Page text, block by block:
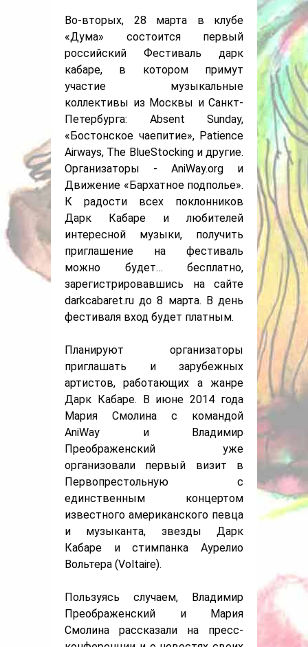
Во-вторых, 28 марта в клубе
«Дума» состоится первый
российский Фестиваль дарк
кабаре, в котором примут
участие музыкальные
коллективы из Москвы и Санкт-
Петербурга: Absent Sunday,
«Бостонское чаепитие», Patience
Airways, The BlueStocking и другие.
Организаторы - AniWay.org и
Движение «Бархатное подполье».
К радости всех поклонников
Дарк Кабаре и любителей
интересной музыки, получить
приглашение на фестиваль
можно будет… бесплатно,
зарегистрировавшись на сайте
darkcabaret.ru до 8 марта. В день
фестиваля вход будет платным.
Планируют организаторы
приглашать и зарубежных
артистов, работающих а жанре
Дарк Кабаре. В июне 2014 года
Мария Смолина с командой
AniWay и Владимир
Преображенский уже
организовали первый визит в
Первопрестольную с
единственным концертом
известного американского певца
и музыканта, звезды Дарк
Кабаре и стимпанка Аурелио
Вольтера (Voltaire).
Пользуясь случаем, Владимир
Преображенский и Мария
Смолина рассказали на пресс-